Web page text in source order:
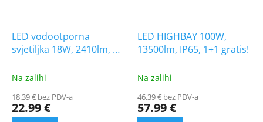
LED vodootporna
svjetiljka 18W, 2410lm, G-
Na zalihi
18.39 € bez PDV-a
22.99 €
LED HIGHBAY 100W,
13500lm, IP65, 1+1 gratis!
Na zalihi
46.39 € bez PDV-a
57.99 €